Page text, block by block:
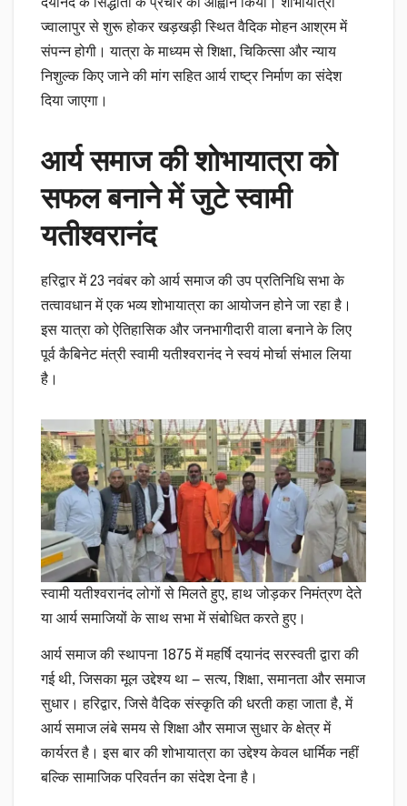
ज्वालापुर से शुरू होकर खड़खड़ी स्थित वैदिक मोहन आश्रम में
संपन्न होगी। यात्रा के माध्यम से शिक्षा, चिकित्सा और न्याय
निशुल्क किए जाने की मांग सहित आर्य राष्ट्र निर्माण का संदेश
दिया जाएगा।
आर्य समाज की शोभायात्रा को
सफल बनाने में जुटे स्वामी
यतीश्वरानंद
हरिद्वार में 23 नवंबर को आर्य समाज की उप प्रतिनिधि सभा के
तत्वावधान में एक भव्य शोभायात्रा का आयोजन होने जा रहा है।
इस यात्रा को ऐतिहासिक और जनभागीदारी वाला बनाने के लिए
पूर्व कैबिनेट मंत्री स्वामी यतीश्वरानंद ने स्वयं मोर्चा संभाल लिया
है।
स्वामी यतीश्वरानंद लोगों से मिलते हुए, हाथ जोड़कर निमंत्रण देते
या आर्य समाजियों के साथ सभा में संबोधित करते हुए।
आर्य समाज की स्थापना 1875 में महर्षि दयानंद सरस्वती द्वारा की
गई थी, जिसका मूल उद्देश्य था — सत्य, शिक्षा, समानता और समाज
सुधार। हरिद्वार, जिसे वैदिक संस्कृति की धरती कहा जाता है, में
आर्य समाज लंबे समय से शिक्षा और समाज सुधार के क्षेत्र में
कार्यरत है। इस बार की शोभायात्रा का उद्देश्य केवल धार्मिक नहीं
बल्कि सामाजिक परिवर्तन का संदेश देना है।